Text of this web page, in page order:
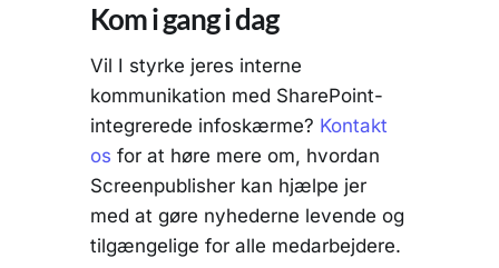
Kom i gang i dag
Vil I styrke jeres interne
kommunikation med SharePoint-
integrerede infoskærme? Kontakt
os for at høre mere om, hvordan
Screenpublisher kan hjælpe jer
med at gøre nyhederne levende og
tilgængelige for alle medarbejdere.